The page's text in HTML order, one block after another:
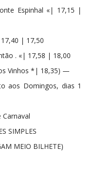
Espinhal «| 17,15 |
| 17,50
. «| 17,58 | 18,00
Vinhos *| 18,35) —
aos Domingos, dias 1
SIMPLES
MEIO BILHETE)